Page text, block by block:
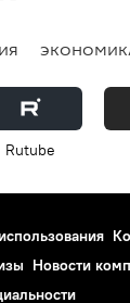
Rutube
Новости